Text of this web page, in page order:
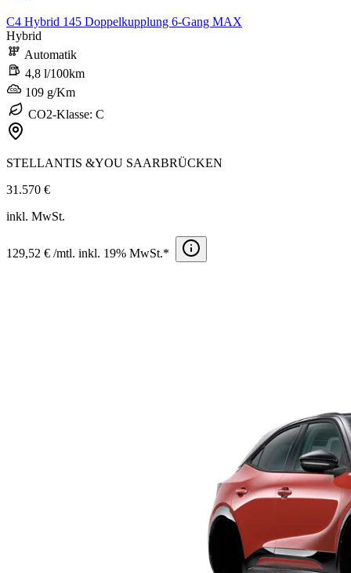
C4 Hybrid 145 Doppelkupplung 6-Gang MAX
Hybrid
Automatik
4,8 l/100km
109 g/Km
CO2-Klasse: C
STELLANTIS &YOU SAARBRÜCKEN
31.570 €
inkl. MwSt.
129,52 € /mtl. inkl. 19% MwSt.*